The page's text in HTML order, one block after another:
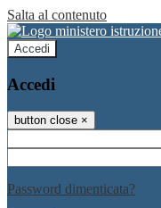
Salta al contenuto
Accedi
Accedi
button close ×
Password dimenticata?